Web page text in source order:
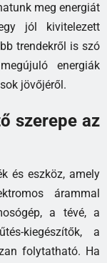
meg energiát
jól kivitelezett
trendekről is szó
energiák
jövőjéről.
szerepe az
és eszköz, amely
árammal
a tévé, a
kiegészítők, a
folytatható. Ha